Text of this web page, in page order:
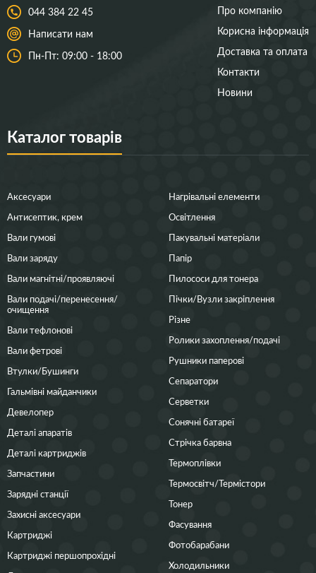
044 384 22 45
Написати нам
Пн-Пт: 09:00 - 18:00
Про компанію
Корисна інформація
Доставка та оплата
Контакти
Новини
Каталог товарів
Аксесуари
Антисептик, крем
Вали гумові
Вали заряду
Вали магнітні/проявляючі
Вали подачі/перенесення/
очищення
Вали тефлонові
Вали фетрові
Втулки/Бушинги
Гальмівні майданчики
Девелопер
Деталі апаратів
Деталі картриджів
Запчастини
Зарядні станції
Захисні аксесуари
Картриджі
Картриджі першопрохідні
Нагрівальні елементи
Освітлення
Пакувальні матеріали
Папір
Пилососи для тонера
Пічки/Вузли закріплення
Різне
Ролики захоплення/подачі
Рушники паперові
Сепаратори
Серветки
Сонячні батареї
Стрічка барвна
Термоплівки
Термосвітч/Термістори
Тонер
Фасування
Фотобарабани
Холодильники